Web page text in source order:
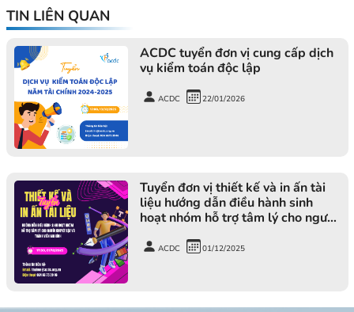
TIN LIÊN QUAN
ACDC tuyển đơn vị cung cấp dịch
vụ kiểm toán độc lập
ACDC 22/01/2026
Tuyển đơn vị thiết kế và in ấn tài
liệu hướng dẫn điều hành sinh
hoạt nhóm hỗ trợ tâm lý cho người
ACDC 01/12/2025